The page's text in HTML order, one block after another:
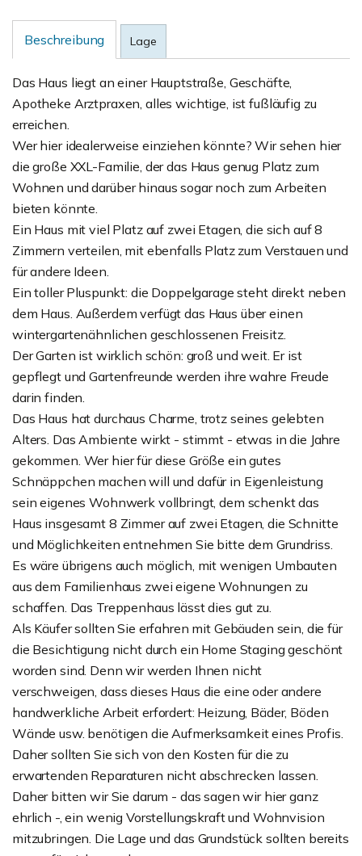
Beschreibung Lage
Das Haus liegt an einer Hauptstraße, Geschäfte,
Apotheke Arztpraxen, alles wichtige, ist fußläufig zu
erreichen.
Wer hier idealerweise einziehen könnte? Wir sehen hier
die große XXL-Familie, der das Haus genug Platz zum
Wohnen und darüber hinaus sogar noch zum Arbeiten
bieten könnte.
Ein Haus mit viel Platz auf zwei Etagen, die sich auf 8
Zimmern verteilen, mit ebenfalls Platz zum Verstauen und
für andere Ideen.
Ein toller Pluspunkt: die Doppelgarage steht direkt neben
dem Haus. Außerdem verfügt das Haus über einen
wintergartenähnlichen geschlossenen Freisitz.
Der Garten ist wirklich schön: groß und weit. Er ist
gepflegt und Gartenfreunde werden ihre wahre Freude
darin finden.
Das Haus hat durchaus Charme, trotz seines gelebten
Alters. Das Ambiente wirkt - stimmt - etwas in die Jahre
gekommen. Wer hier für diese Größe ein gutes
Schnäppchen machen will und dafür in Eigenleistung
sein eigenes Wohnwerk vollbringt, dem schenkt das
Haus insgesamt 8 Zimmer auf zwei Etagen, die Schnitte
und Möglichkeiten entnehmen Sie bitte dem Grundriss.
Es wäre übrigens auch möglich, mit wenigen Umbauten
aus dem Familienhaus zwei eigene Wohnungen zu
schaffen. Das Treppenhaus lässt dies gut zu.
Als Käufer sollten Sie erfahren mit Gebäuden sein, die für
die Besichtigung nicht durch ein Home Staging geschönt
worden sind. Denn wir werden Ihnen nicht
verschweigen, dass dieses Haus die eine oder andere
handwerkliche Arbeit erfordert: Heizung, Bäder, Böden
Wände usw. benötigen die Aufmerksamkeit eines Profis.
Daher sollten Sie sich von den Kosten für die zu
erwartenden Reparaturen nicht abschrecken lassen.
Daher bitten wir Sie darum - das sagen wir hier ganz
ehrlich -, ein wenig Vorstellungskraft und Wohnvision
mitzubringen. Die Lage und das Grundstück sollten bereits